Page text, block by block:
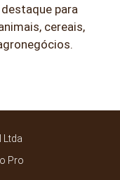
para
cereais,
Ltda
Pro